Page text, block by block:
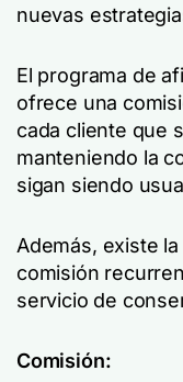
nuevas
El programa de
ofrece una
cada cliente que
manteniendo la
sigan siendo
Además, existe
comisión
servicio de
Comisión: